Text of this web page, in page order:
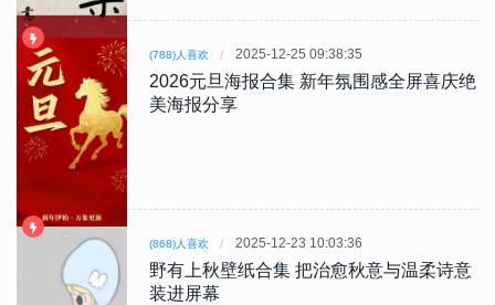
(788)人喜欢 2025-12-25 09:38:35
2026元旦海报合集 新年氛围感全屏喜庆绝
美海报分享
(868)人喜欢 2025-12-23 10:03:36
野有上秋壁纸合集 把治愈秋意与温柔诗意
装进屏幕